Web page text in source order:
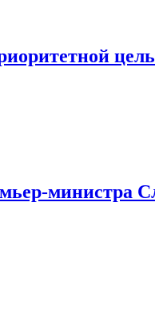
министра